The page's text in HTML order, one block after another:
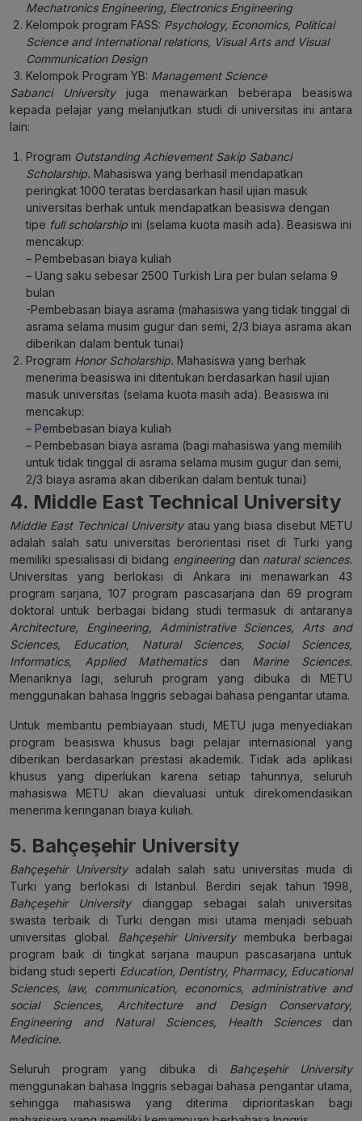
Mechatronics Engineering, Electronics Engineering
Kelompok program FASS: Psychology, Economics, Political
Science and International relations, Visual Arts and Visual
Communication Design
Kelompok Program YB: Management Science
Sabanci University juga menawarkan beberapa beasiswa
kepada pelajar yang melanjutkan studi di universitas ini antara
lain:
Program Outstanding Achievement Sakip Sabanci
Scholarship. Mahasiswa yang berhasil mendapatkan
peringkat 1000 teratas berdasarkan hasil ujian masuk
universitas berhak untuk mendapatkan beasiswa dengan
tipe full scholarship ini (selama kuota masih ada). Beasiswa ini
mencakup:
– Pembebasan biaya kuliah
– Uang saku sebesar 2500 Turkish Lira per bulan selama 9
bulan
-Pembebasan biaya asrama (mahasiswa yang tidak tinggal di
asrama selama musim gugur dan semi, 2/3 biaya asrama akan
diberikan dalam bentuk tunai)
Program Honor Scholarship. Mahasiswa yang berhak
menerima beasiswa ini ditentukan berdasarkan hasil ujian
masuk universitas (selama kuota masih ada). Beasiswa ini
mencakup:
– Pembebasan biaya kuliah
– Pembebasan biaya asrama (bagi mahasiswa yang memilih
untuk tidak tinggal di asrama selama musim gugur dan semi,
2/3 biaya asrama akan diberikan dalam bentuk tunai)
4. Middle East Technical University
Middle East Technical University atau yang biasa disebut METU
adalah salah satu universitas berorientasi riset di Turki yang
memiliki spesialisasi di bidang engineering dan natural sciences.
Universitas yang berlokasi di Ankara ini menawarkan 43
program sarjana, 107 program pascasarjana dan 69 program
doktoral untuk berbagai bidang studi termasuk di antaranya
Architecture, Engineering, Administrative Sciences, Arts and
Sciences, Education, Natural Sciences, Social Sciences,
Informatics, Applied Mathematics dan Marine Sciences.
Menariknya lagi, seluruh program yang dibuka di METU
menggunakan bahasa Inggris sebagai bahasa pengantar utama.
Untuk membantu pembiayaan studi, METU juga menyediakan
program beasiswa khusus bagi pelajar internasional yang
diberikan berdasarkan prestasi akademik. Tidak ada aplikasi
khusus yang diperlukan karena setiap tahunnya, seluruh
mahasiswa METU akan dievaluasi untuk direkomendasikan
menerima keringanan biaya kuliah.
5. Bahçeşehir University
Bahçeşehir University adalah salah satu universitas muda di
Turki yang berlokasi di Istanbul. Berdiri sejak tahun 1998,
Bahçeşehir University dianggap sebagai salah universitas
swasta terbaik di Turki dengan misi utama menjadi sebuah
universitas global. Bahçeşehir University membuka berbagai
program baik di tingkat sarjana maupun pascasarjana untuk
bidang studi seperti Education, Dentistry, Pharmacy, Educational
Sciences, law, communication, economics, administrative and
social Sciences, Architecture and Design Conservatory,
Engineering and Natural Sciences, Health Sciences dan
Medicine.
Seluruh program yang dibuka di Bahçeşehir University
menggunakan bahasa Inggris sebagai bahasa pengantar utama,
sehingga mahasiswa yang diterima diprioritaskan bagi